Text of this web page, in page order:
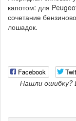
капотом: для
сочетание
лошадок.
Facebook
Нашли